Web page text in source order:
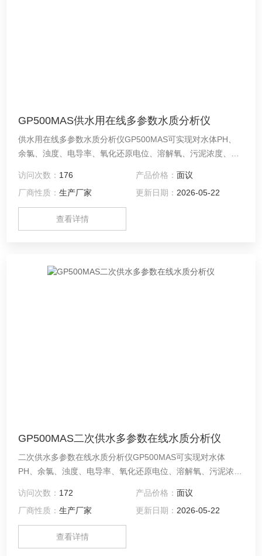
GP500MAS供水用在线多参数水质分析仪
供水用在线多参数水质分析仪GP500MAS可实现对水体PH、
余氯、浊度、电导率、氧化还原电位、溶解氧、污泥浓度、温
依托互联网平台实现大面积生态环境、城市二次供水、渔业养
殖、智慧城市、河道监测及重点排污口等的实时监测及控制。
访问次数： 176 产品价格： 面议
厂商性质：生产厂家 更新日期： 2026-05-22
查看详情
GP500MAS二次供水多参数在线水质分析仪
二次供水多参数在线水质分析仪GP500MAS可实现对水体
PH、余氯、浊度、电导率、氧化还原电位、溶解氧、污泥浓
处理,可依托互联网平台实现大面积生态环境、城市二次供水、
渔业养殖、智慧城市、河道监测及重点排污口等的实时监测及
控制。
访问次数： 172 产品价格： 面议
厂商性质：生产厂家 更新日期： 2026-05-22
查看详情